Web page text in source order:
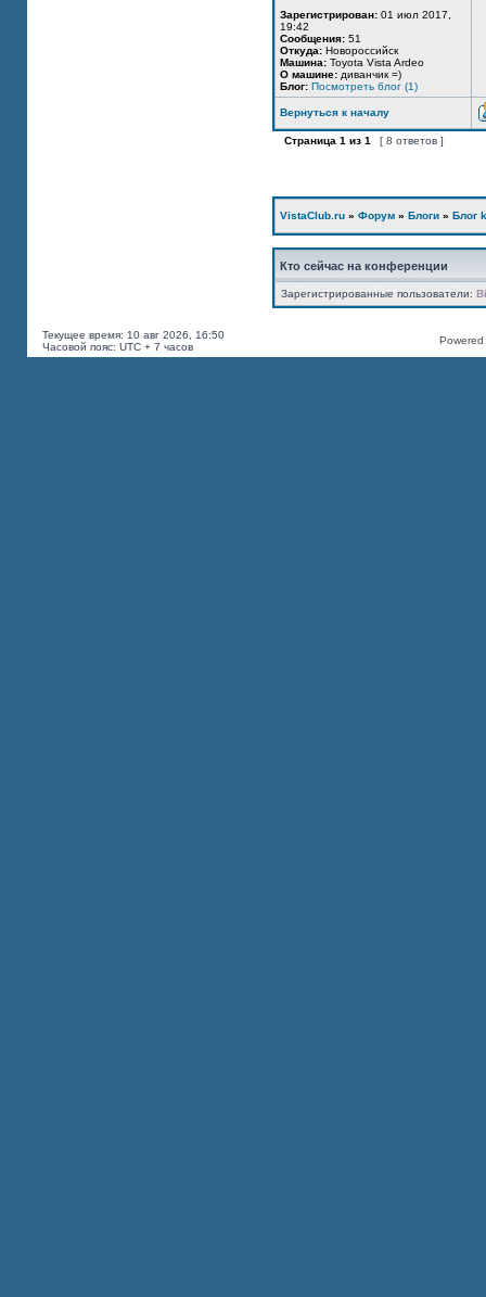
Зарегистрирован: 01 июл 2017,
19:42
Сообщения: 51
Откуда: Новороссийск
Машина: Toyota Vista Ardeo
О машине: диванчик =)
Блог: Посмотреть блог (1)
Вернуться к началу
Страница 1 из 1 [ 8 ответов ]
VistaClub.ru » Форум » Блоги » Блог
Кто сейчас на конференции
Зарегистрированные пользователи:
Текущее время: 10 авг 2026, 16:50
Часовой пояс: UTC + 7 часов